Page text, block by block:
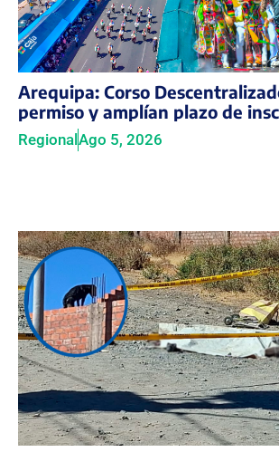
Arequipa: Corso
permiso y amplían plazo de
RegionalAgo 5, 2026